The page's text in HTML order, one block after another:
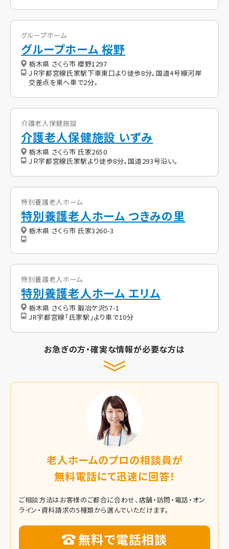
グループホーム
グループホーム 桜野
栃木県 さくら市 櫻野1297
ＪＲ宇都宮線氏家駅下車東口より徒歩8分。国道4号線河岸
交差点を東へ車で2分。
介護老人保健施設
介護老人保健施設 いずみ
栃木県 さくら市 氏家2650
ＪＲ宇都宮線氏家駅より徒歩8分。国道293号沿い。
特別養護老人ホーム
特別養護老人ホーム つきみの里
栃木県 さくら市 氏家3260-3
特別養護老人ホーム
特別養護老人ホーム エリム
栃木県 さくら市 鍛冶ケ沢57-1
JR宇都宮線「氏家駅」より車で10分
お急ぎの方・確実な情報が必要な方は
老人ホームのプロの相談員が
無料電話にて迅速に回答！
ご相談方法はお客様のご都合に合わせ、店舗・訪問・電話・オン
ライン・資料請求の5種類から選んでいただけます。
無料で電話相談